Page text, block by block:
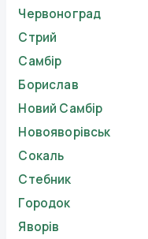
Червоноград
Стрий
Самбір
Борислав
Новий Самбір
Новояворівськ
Сокаль
Стебник
Городок
Яворів